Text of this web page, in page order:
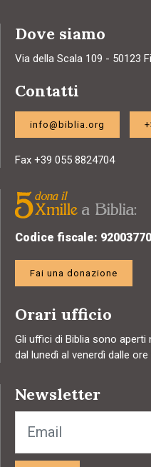
Dove siamo
Via della Scala 109 - 50123
Contatti
info@biblia.org
Fax +39 055 8824704
Codice fiscale:
Fai una donazione
Orari ufficio
Gli uffici di Biblia sono aperti
dal lunedì al venerdì dalle ore
Newsletter